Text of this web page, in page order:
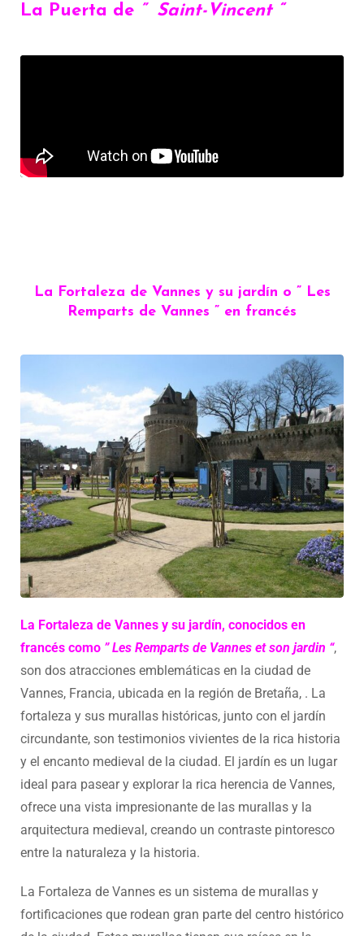
La Puerta de ” Saint-Vincent “
La Fortaleza de Vannes y su jardín o ” Les
Remparts de Vannes ” en francés
La Fortaleza de Vannes y su jardín, conocidos en
francés como ” Les Remparts de Vannes et son jardin “,
son dos atracciones emblemáticas en la ciudad de
Vannes, Francia, ubicada en la región de Bretaña, . La
fortaleza y sus murallas históricas, junto con el jardín
circundante, son testimonios vivientes de la rica historia
y el encanto medieval de la ciudad. El jardín es un lugar
ideal para pasear y explorar la rica herencia de Vannes,
ofrece una vista impresionante de las murallas y la
arquitectura medieval, creando un contraste pintoresco
entre la naturaleza y la historia.
La Fortaleza de Vannes es un sistema de murallas y
fortificaciones que rodean gran parte del centro histórico